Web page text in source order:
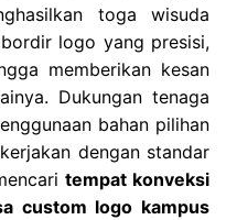
toga wisuda
logo yang presisi,
memberikan kesan
Dukungan tenaga
bahan pilihan
dengan standar
tempat konveksi
custom logo kampus